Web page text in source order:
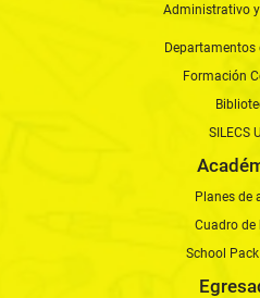
Administrativo
Departamentos
Formación
SILECS
Planes de
Cuadro de
School